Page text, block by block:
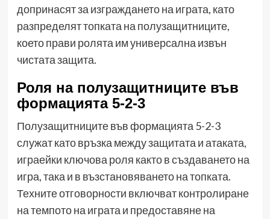
допринасят за изграждането на играта, като
разпределят топката на полузащитниците,
което прави ролята им универсална извън
чистата защита.
Роля на полузащитниците във
формацията 5-2-3
Полузащитниците във формацията 5-2-3
служат като връзка между защитата и атаката,
играейки ключова роля както в създаването на
игра, така и в възстановяването на топката.
Техните отговорности включват контролиране
на темпото на играта и предоставяне на